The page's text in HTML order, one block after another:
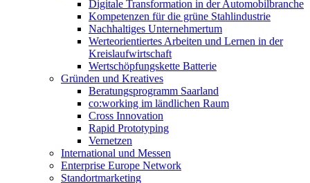
Digitale Transformation in der Automobilbranche
Kompetenzen für die grüne Stahlindustrie
Nachhaltiges Unternehmertum
Werteorientiertes Arbeiten und Lernen in der
Kreislaufwirtschaft
Wertschöpfungskette Batterie
Gründen und Kreatives
Beratungsprogramm Saarland
co:working im ländlichen Raum
Cross Innovation
Rapid Prototyping
Vernetzen
International und Messen
Enterprise Europe Network
Standortmarketing